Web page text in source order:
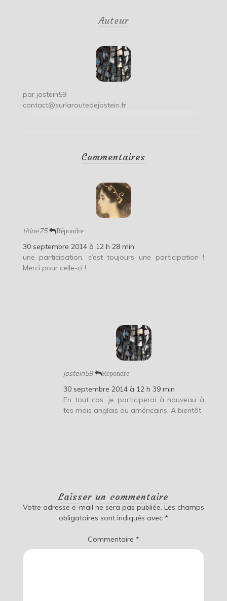
Auteur
par jostein59
contact@surlaroutedejostein.fr
Commentaires
titine75 Répondre
30 septembre 2014 à 12 h 28 min
une participation, c’est toujours une participation !
Merci pour celle-ci !
jostein59 Répondre
30 septembre 2014 à 12 h 39 min
En tout cas, je participerai à nouveau à
tes mois anglais ou américains. A bientôt
Laisser un commentaire
Votre adresse e-mail ne sera pas publiée. Les champs
obligatoires sont indiqués avec *
Commentaire *